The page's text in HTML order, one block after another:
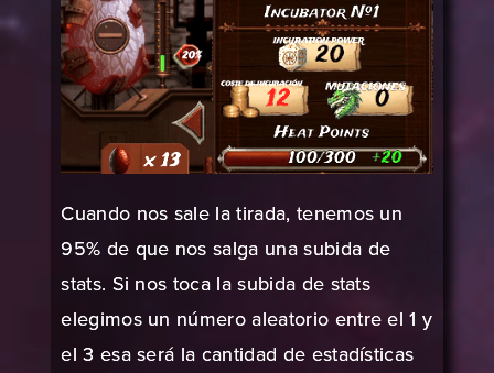
Cuando nos sale la tirada, tenemos un
95% de que nos salga una subida de
stats. Si nos toca la subida de stats
elegimos un número aleatorio entre el 1 y
el 3 esa será la cantidad de estadísticas